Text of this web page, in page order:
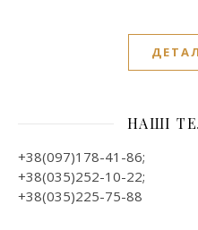
НАШІ
+38(097)178-41-86;
+38(035)252-10-22;
+38(035)225-75-88